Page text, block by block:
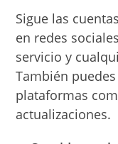
Sigue las
en redes
servicio y
También
plataformas
actualizaciones.